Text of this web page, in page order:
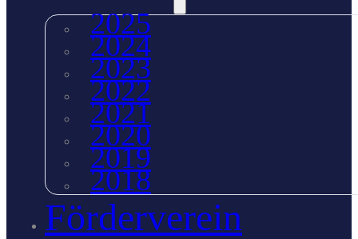
2025
2024
2023
2022
2021
2020
2019
2018
Förderverein